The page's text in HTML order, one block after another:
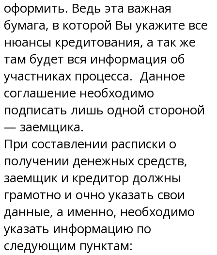
оформить. Ведь эта важная
бумага, в которой Вы укажите все
нюансы кредитования, а так же
там будет вся информация об
участниках процесса. Данное
соглашение необходимо
подписать лишь одной стороной
— заемщика.
При составлении расписки о
получении денежных средств,
заемщик и кредитор должны
грамотно и очно указать свои
данные, а именно, необходимо
указать информацию по
следующим пунктам: